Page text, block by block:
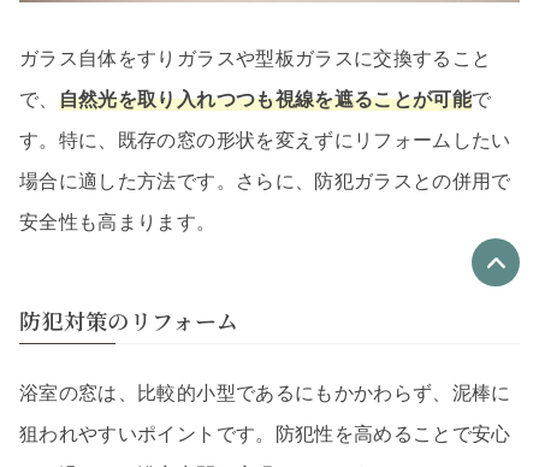
ガラス自体をすりガラスや型板ガラスに交換すること
で、 自然光を取り入れつつも視線を遮ることが可能で
す。特に、既存の窓の形状を変えずにリフォームしたい
場合に適した方法です。さらに、防犯ガラスとの併用で
安全性も高まります。
防犯対策のリフォーム
浴室の窓は、比較的小型であるにもかかわらず、泥棒に
狙われやすいポイントです。防犯性を高めることで安心
優良なリフォーム会社
リフォーム会社紹介 を申し込む